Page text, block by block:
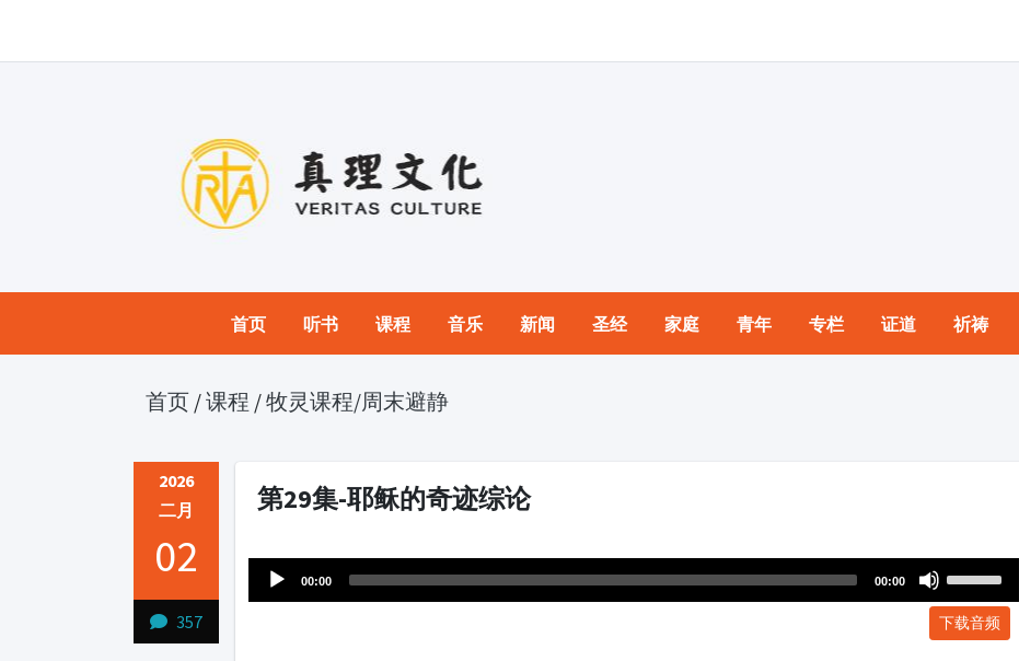
首页 听书 课程 音乐 新闻 圣经 家庭 青年 专栏 证道 祈祷
首页 /课程 /牧灵课程/周末避静
2026
二月
02
357
第29集-耶稣的奇迹综论
Player
00:00 00:00
Arrow
下载音频